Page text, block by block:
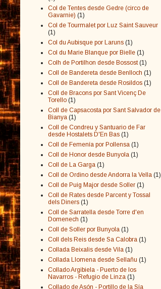
Col de Tentes desde Gedre (circo de
Gavarnie) (1)
Col de Tourmalet por Luz Saint Sauveur
(1)
Col du Aubisque por Laruns (1)
Col du Marie Blanque por Bielle (1)
Colh de Portilhon desde Bossost (1)
Coll de Bandereta desde Benlloch (1)
Coll de Bandereta desde Rosildos (1)
Coll de Bracons por Sant Vicenç De
Torello (1)
Coll de Capsacosta por Sant Salvador de
Bianya (1)
Coll de Condreu y Santuario de Far
desde Hostalets D'En Bas (1)
Coll de Femenía por Pollensa (1)
Coll de Honor desde Bunyola (1)
Coll de La Garga (1)
Coll de Ordino desde Andorra la Vella (1)
Coll de Puig Major desde Soller (1)
Coll de Rates desde Parcent y Tossal
dels Diners (1)
Coll de Sarratella desde Torre d'en
Domenech (1)
Coll de Soller por Bunyola (1)
Coll dels Reis desde Sa Calobra (1)
Collada Beixalis desde Vila (1)
Collada Llomena desde Sellañu (1)
Collado Argibiela - Puerto de los
Navarros - Refugio de Linza (1)
Collado de Asón - Portillo de la Sía